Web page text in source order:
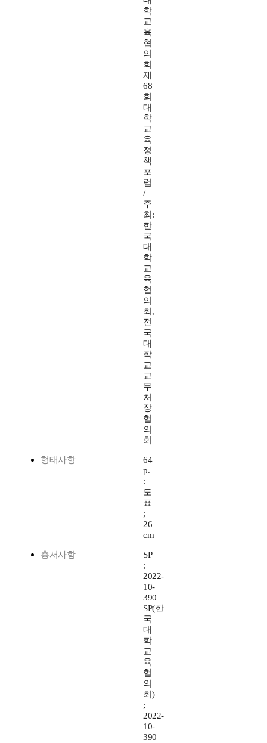
학
교
육
협
의
회
제
68
회
대
학
교
육
정
책
포
럼
/
주
최:
한
국
대
학
교
육
협
의
회,
전
국
대
학
교
교
무
처
장
협
의
회
형태사항
64
p.
:
도
표
;
26
cm
총서사항
SP
;
2022-
10-
390
SP(한
국
대
학
교
육
협
의
회)
;
2022-
10-
390